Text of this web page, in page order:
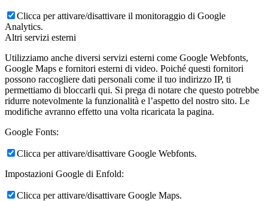
Clicca per attivare/disattivare il monitoraggio di Google
Analytics.
Altri servizi esterni
Utilizziamo anche diversi servizi esterni come Google Webfonts,
Google Maps e fornitori esterni di video. Poiché questi fornitori
possono raccogliere dati personali come il tuo indirizzo IP, ti
permettiamo di bloccarli qui. Si prega di notare che questo potrebbe
ridurre notevolmente la funzionalità e l’aspetto del nostro sito. Le
modifiche avranno effetto una volta ricaricata la pagina.
Google Fonts:
Clicca per attivare/disattivare Google Webfonts.
Impostazioni Google di Enfold:
Clicca per attivare/disattivare Google Maps.